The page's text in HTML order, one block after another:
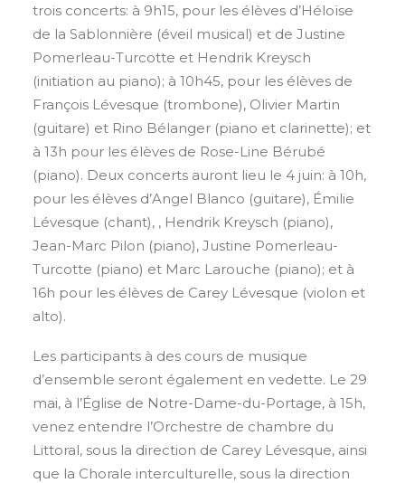
trois concerts: à 9h15, pour les élèves d’Héloïse
de la Sablonnière (éveil musical) et de Justine
Pomerleau-Turcotte et Hendrik Kreysch
(initiation au piano); à 10h45, pour les élèves de
François Lévesque (trombone), Olivier Martin
(guitare) et Rino Bélanger (piano et clarinette); et
à 13h pour les élèves de Rose-Line Bérubé
(piano). Deux concerts auront lieu le 4 juin: à 10h,
pour les élèves d’Angel Blanco (guitare), Émilie
Lévesque (chant), , Hendrik Kreysch (piano),
Jean-Marc Pilon (piano), Justine Pomerleau-
Turcotte (piano) et Marc Larouche (piano); et à
16h pour les élèves de Carey Lévesque (violon et
alto).
Les participants à des cours de musique
d’ensemble seront également en vedette. Le 29
mai, à l’Église de Notre-Dame-du-Portage, à 15h,
venez entendre l’Orchestre de chambre du
Littoral, sous la direction de Carey Lévesque, ainsi
que la Chorale interculturelle, sous la direction